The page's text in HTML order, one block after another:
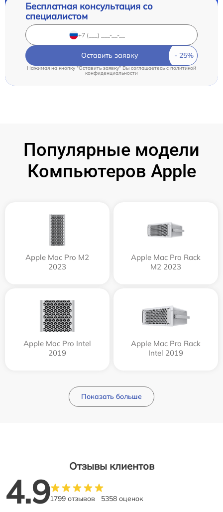
Бесплатная консультация со
специалистом
Оставить заявку
Нажимая на кнопку "Оставить заявку" Вы соглашаетесь cполитикой
конфиденциальности
Популярные модели
Компьютеров Apple
Apple Mac Pro M2
2023
Apple Mac Pro Rack
M2 2023
Apple Mac Pro Intel
2019
Apple Mac Pro Rack
Intel 2019
Показать больше
Отзывы клиентов
4.91799 отзывов 5358 оценок